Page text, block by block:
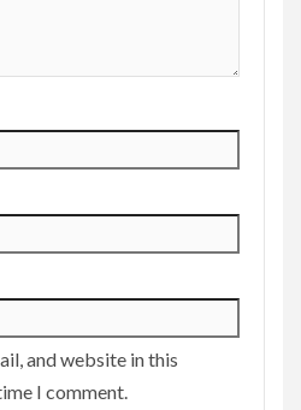
and website in this
I comment.